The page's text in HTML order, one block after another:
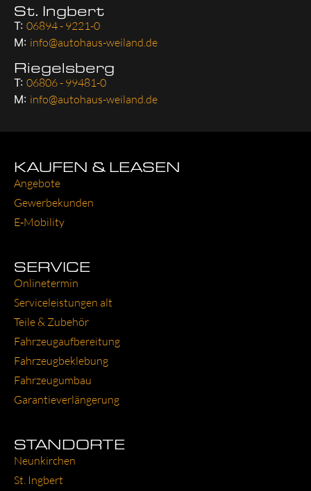
St. Ingbert
T: 06894 - 9221-0
M: info@autohaus-weiland.de
Riegelsberg
T: 06806 - 99481-0
M: info@autohaus-weiland.de
KAUFEN & LEASEN
Ange­bo­te
Gewer­be­kun­den
E‑Mobility
SERVICE
Online­ter­min
Ser­vice­leis­tun­gen alt
Tei­le & Zube­hör
Fahr­zeug­auf­be­rei­tung
Fahr­zeug­be­kle­bung
Fahr­zeug­um­bau
Garantie­verlängerung
STANDORTE
Neun­kir­chen
St. Ing­bert